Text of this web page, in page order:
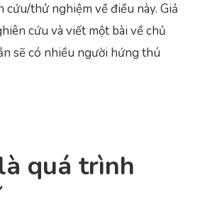
cứu/thử nghiệm về điều này. Giả
cứu và viết một bài về chủ
sẽ có nhiều người hứng thú
quá trình